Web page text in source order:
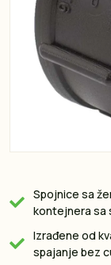
Spojnice sa
kontejnera sa
Izrađene od
spajanje bez